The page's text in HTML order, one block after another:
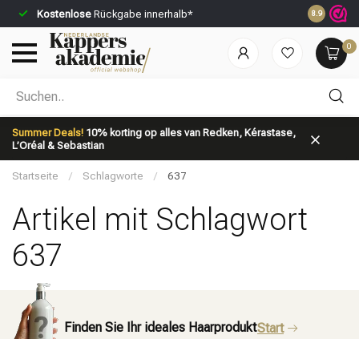
Kostenlose Rückgabe innerhalb* Vor 23:59
8.9
0
Summer Deals! 10% korting op alles van Redken, Kérastase,
L’Oréal & Sebastian
Nach welcher Kategorie suchst du?
Marken
Startseite / Schlagworte / 637
Artikel mit Schlagwort
637
Finden Sie Ihr ideales HaarproduktStart